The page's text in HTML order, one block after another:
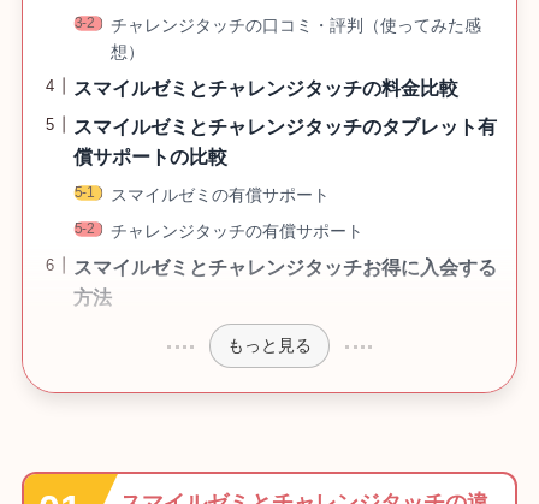
チャレンジタッチの口コミ・評判（使ってみた感
想）
スマイルゼミとチャレンジタッチの料金比較
スマイルゼミとチャレンジタッチのタブレット有
償サポートの比較
スマイルゼミの有償サポート
チャレンジタッチの有償サポート
スマイルゼミとチャレンジタッチお得に入会する
方法
もっと見る